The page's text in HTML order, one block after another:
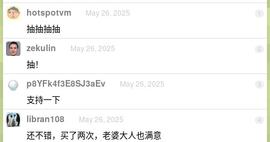
1
hotspotvm May 26, 2025
抽抽抽抽
2
zekulin May 26, 2025
抽！
3
p8YFk4f3E8SJ3aEv May 26, 2025
支持一下
4
libran108 May 26, 2025
还不错，买了两次，老婆大人也满意